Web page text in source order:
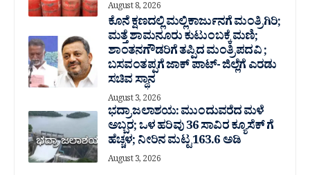
August 8, 2026
ಕೊನೆ ಕ್ಷಣದಲ್ಲಿ ಮಲ್ಲಿಕಾರ್ಜುನಗೆ ಮಂತ್ರಿಗಿರಿ;
ಮತ್ತೆ ಶಾಮನೂರು ಕುಟುಂಬಕ್ಕೆ ಮಣಿ;
ಶಾಂತನಗೌಡರಿಗೆ ತಪ್ಪಿದ ಮಂತ್ರಿ ಪದವಿ ;
ಬಸವಂತಪ್ಪಗೆ ಜಾಕ್ ಪಾಟ್- ಜಿಲ್ಲೆಗೆ ಎರಡು
ಸಚಿವ ಸ್ಥಾನ
August 3, 2026
ಭದ್ರಾ ಜಲಾಶಯ: ಮುಂದುವರೆದ ಮಳೆ
ಅಬ್ಬರ; ಒಳ ಹರಿವು 36 ಸಾವಿರ‌ ಕ್ಯೂಸೆಕ್ ಗೆ
ಹೆಚ್ಚಳ; ನೀರಿನ ಮಟ್ಟ 163.6 ಅಡಿ
August 3, 2026